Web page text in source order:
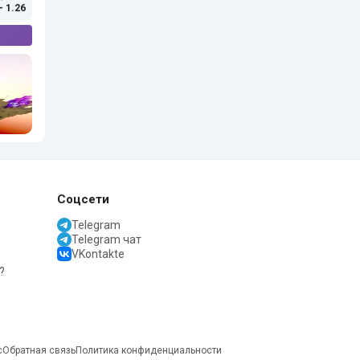
1.26
Соцсети
Telegram
Telegram чат
VKontakte
Обратная связьПолитика конфиденциальности